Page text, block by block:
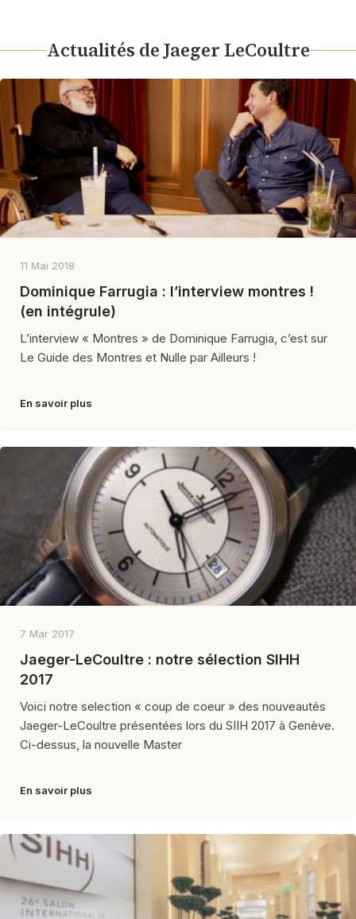
Actualités de Jaeger LeCoultre
11 Mai 2018
Dominique Farrugia : l’interview montres !
(en intégrule)
L’interview « Montres » de Dominique Farrugia, c’est sur
Le Guide des Montres et Nulle par Ailleurs !
En savoir plus
7 Mar 2017
Jaeger-LeCoultre : notre sélection SIHH
2017
Voici notre selection « coup de coeur » des nouveautés
Jaeger-LeCoultre présentées lors du SIIH 2017 à Genève.
Ci-dessus, la nouvelle Master
En savoir plus